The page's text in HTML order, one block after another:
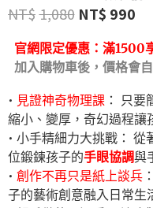
NT$1,080 NT$ 990
官網限定優惠： 滿1500
加入購物車後，價格會
• 見證神奇物理課 ： 只
縮小、變厚，奇幻過程讓
• 小手精細力大挑戰：
位鍛鍊孩子的手眼協調與
• 創作不再只是紙上談兵
子的藝術創意融入日常生